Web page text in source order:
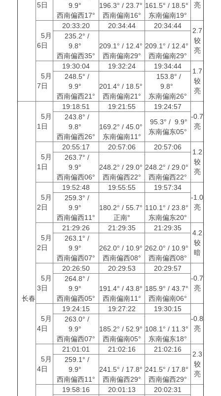
5日
亮
9.9°
西南偏西17°
196.3° / 23.7°
西南偏南16°
161.5° / 18.5°
东南偏南19°
5月
6日
20:33:20 20:34:44 20:34:44
2.7
较
亮
235.2° /
9.8°
西南偏西35°
209.1° / 12.4°
西南偏南29°
209.1° / 12.4°
西南偏南29°
5月
7日
19:30:04 19:32:24 19:34:44
1.7
较
亮
248.5° /
9.9°
西南偏西21°
201.4° / 18.5°
西南偏南21°
153.8° /
9.8°
东南偏南26°
长春
5月
1日
19:18:51 19:21:55
19:24:57
-0.7
亮
243.8° /
9.8°
西南偏西26°
169.2° / 45.0°
东南偏南11°
95.3° / 9.9°
东南偏东05°
5月
1日
20:55:17 20:57:06 20:57:06
1.2
较
亮
263.7° /
9.9°
西南偏西06°
248.2° / 29.0°
西南偏西22°
248.2° / 29.0°
西南偏西22°
5月
2日
19:52:48 19:55:55
19:57:34
-1.0
亮
259.3° /
9.9°
西南偏西11°
180.2° / 55.7°
正南°
110.1° / 23.8°
东南偏东20°
5月
2日
21:29:26 21:29:35 21:29:35
4.2
较
暗
263.1° /
9.9°
西南偏西07°
262.0° / 10.9°
西南偏西08°
262.0° / 10.9°
西南偏西08°
5月
3日
20:26:50 20:29:53
20:29:57
-0.7
亮
264.8° /
9.9°
西南偏西05°
191.4° / 43.8°
西南偏南11°
185.9° / 43.7°
西南偏南06°
5月
4日
19:24:15 19:27:22
19:30:15
-0.8
亮
263.0° /
9.9°
西南偏西07°
185.2° / 52.9°
西南偏南05°
108.1° / 11.3°
东南偏东18°
5月
4日
21:01:01 21:02:16 21:02:16
2.3
较
亮
259.1° /
9.9°
西南偏西11°
241.5° / 17.8°
西南偏西29°
241.5° / 17.8°
西南偏西29°
19:58:16 20:01:13
20:02:31